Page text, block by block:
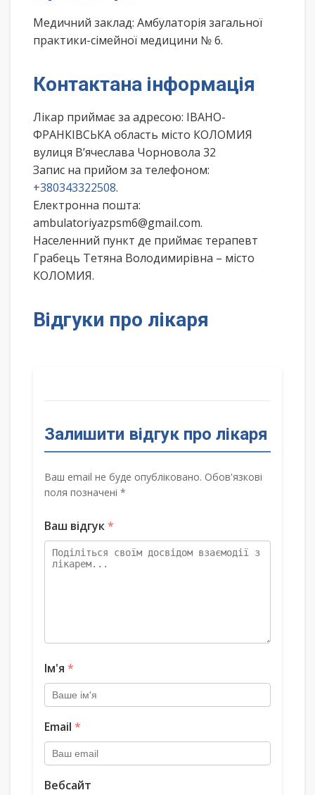
Медичний заклад: Амбулаторія загальної
практики-сімейної медицини № 6.
Контактана інформація
Лікар приймає за адресою: ІВАНО-
ФРАНКІВСЬКА область місто КОЛОМИЯ
вулиця В’ячеслава Чорновола 32
Запис на прийом за телефоном:
+380343322508.
Електронна пошта:
ambulatoriyazpsm6@gmail.com.
Населенний пункт де приймає терапевт
Грабець Тетяна Володимирівна – місто
КОЛОМИЯ.
Відгуки про лікаря
Залишити відгук про лікаря
Ваш email не буде опубліковано. Обов'язкові
поля позначені *
Ваш відгук*
Ім'я *
Email *
Вебсайт